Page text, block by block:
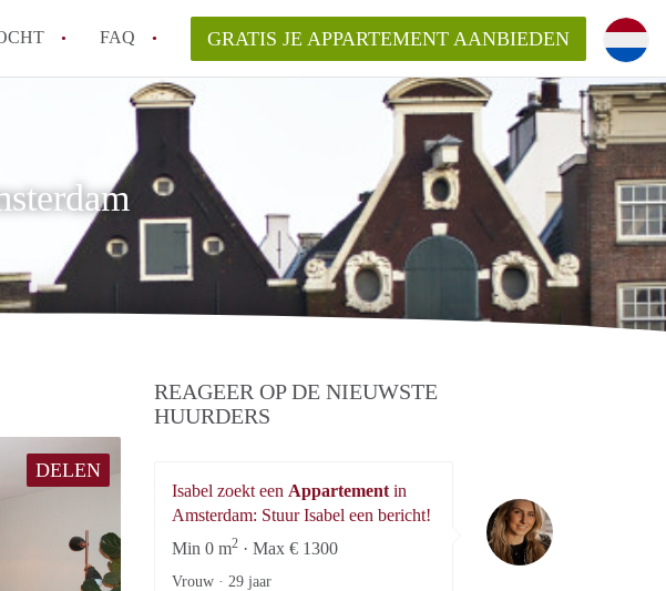
FAQ
Huur en wat betekent die voor mij als huurder in
van het huren van een appartement in Amsterdam?
goedkoop appartement in Amsterdam?
van een verhuurder van een huur appartement?
appartement huren of kopen in Amsterdam?
GRATIS JE APPARTEMENT AANBIEDEN
DELEN
REAGEER OP DE NIEUWSTE
HUURDERS
Isabel zoekt een Appartement in
Amsterdam: Stuur Isabel een bericht!
Min 0 m2 · Max € 1300
Vrouw · 29 jaar